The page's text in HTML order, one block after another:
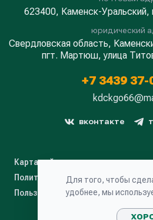
623400, Каменск-
юридический
Свердловская область,
пгт. Мартюш, улица
+7 3439 37-
вконтакте
Карта сайта
Политика конфиденциальности
Пользовательское соглашение
Для того, чтобы
удобнее, мы